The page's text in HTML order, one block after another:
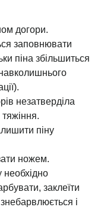
догори.
заповнювати
піна збільшиться
незатверділа
піну
ножем.
необхідно
заклеїти
і